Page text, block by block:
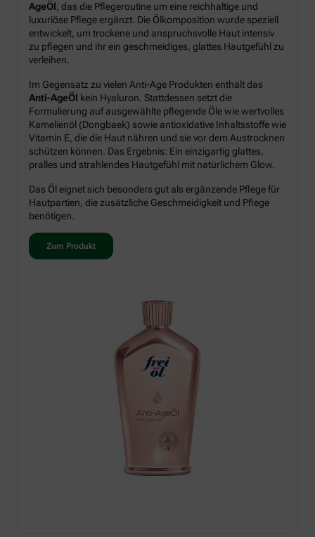
AgeÖl, das die Pflegeroutine um eine reichhaltige und
luxuriöse Pflege ergänzt. Die Ölkomposition wurde speziell
entwickelt, um trockene und anspruchsvolle Haut intensiv
zu pflegen und ihr ein geschmeidiges, glattes Hautgefühl zu
verleihen.
Im Gegensatz zu vielen Anti-Age Produkten enthält das
Anti-AgeÖl kein Hyaluron. Stattdessen setzt die
Formulierung auf ausgewählte pflegende Öle wie wertvolles
Kamelienöl (Dongbaek) sowie antioxidative Inhaltsstoffe wie
Vitamin E, die die Haut nähren und sie vor dem Austrocknen
schützen können. Das Ergebnis: Ein einzigartig glattes,
pralles und strahlendes Hautgefühl mit natürlichem Glow.
Das Öl eignet sich besonders gut als ergänzende Pflege für
Hautpartien, die zusätzliche Geschmeidigkeit und Pflege
benötigen.
Zum Produkt